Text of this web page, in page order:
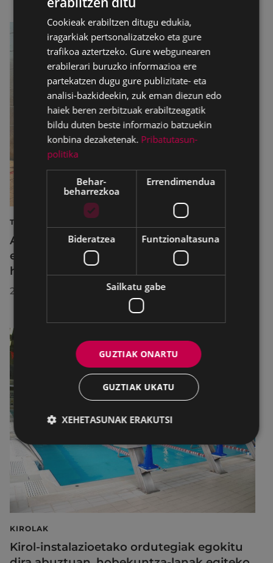
TURISMOA
Azahara Dominguez diputatuak Eibarko
eraldaketa turistikoa nabarmendu du
herrira egin duen bisitan
2026/07/30
KIROLAK
Kirol-instalazioetako ordutegiak egokitu
Cookieak erabiltzen ditugu edukia,
iragarkiak pertsonalizatzeko eta gure
trafikoa aztertzeko. Gure webgunearen
erabilerari buruzko informazioa ere
partekatzen dugu gure publizitate- eta
analisi-bazkideekin, zuk eman diezun edo
haiek beren zerbitzuak erabiltzeagatik
bildu duten beste informazio batzuekin
konbina dezaketenak. Pribatutasun-
politika
Behar-
beharrezkoa
Errendimendua
Bideratzea Funtzionaltasuna
Sailkatu gabe
GUZTIAK ONARTU
GUZTIAK UKATU
XEHETASUNAK ERAKUTSI